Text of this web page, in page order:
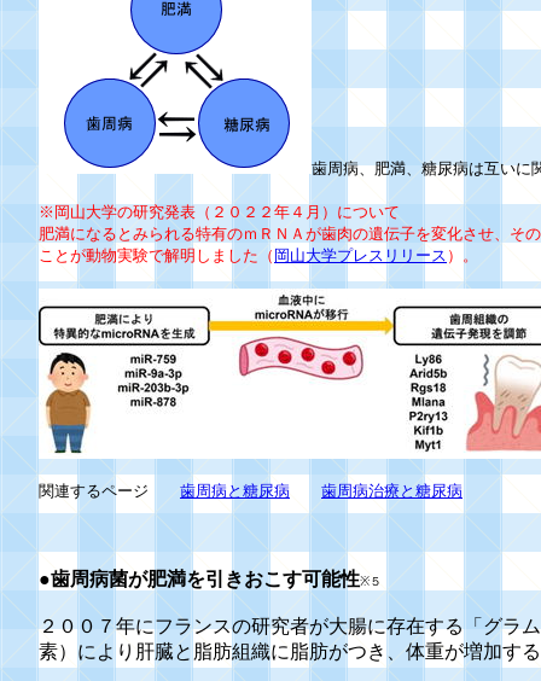
歯周病、肥満、糖尿病は互いに
※岡山大学の研究発表（２０２２年４月）について
肥満になるとみられる特有のｍＲＮＡが歯肉の遺伝子を変化させ、そ
ことが動物実験で解明しました（ 岡山大学プレスリリース ）。
関連するページ 歯周病と糖尿病 歯周病治療と糖尿病
●歯周病菌が肥満を引きおこす可能性※５
２００７年にフランスの研究者が大腸に存在する「グラ
素）により肝臓と脂肪組織に脂肪がつき、体重が増加す